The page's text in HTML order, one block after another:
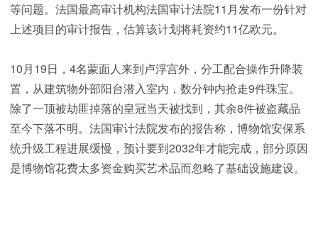
等问题。法国最高审计机构法国审计法院11月发布一份针对
上述项目的审计报告，估算该计划将耗资约11亿欧元。
10月19日，4名蒙面人来到卢浮宫外，分工配合操作升降装
置，从建筑物外部阳台潜入室内，数分钟内抢走9件珠宝。
除了一顶被劫匪掉落的皇冠当天被找到，其余8件被盗藏品
至今下落不明。法国审计法院发布的报告称，博物馆安保系
统升级工程进展缓慢，预计要到2032年才能完成，部分原因
是博物馆花费太多资金购买艺术品而忽略了基础设施建设。